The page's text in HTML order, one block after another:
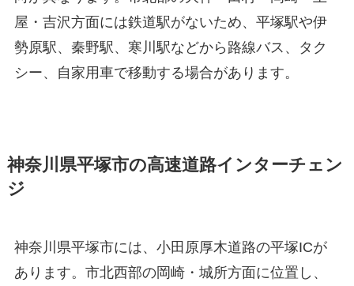
屋・吉沢方面には鉄道駅がないため、平塚駅や伊
勢原駅、秦野駅、寒川駅などから路線バス、タク
シー、自家用車で移動する場合があります。
神奈川県平塚市の高速道路インターチェン
ジ
神奈川県平塚市には、小田原厚木道路の平塚ICが
あります。市北西部の岡崎・城所方面に位置し、